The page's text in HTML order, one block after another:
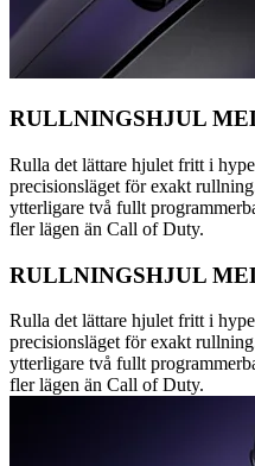
RULLNINGSHJUL
Rulla det lättare hjulet fritt i
precisionsläget för exakt
ytterligare två fullt
fler lägen än Call of Duty.
RULLNINGSHJUL
Rulla det lättare hjulet fritt i
precisionsläget för exakt
ytterligare två fullt
fler lägen än Call of Duty.